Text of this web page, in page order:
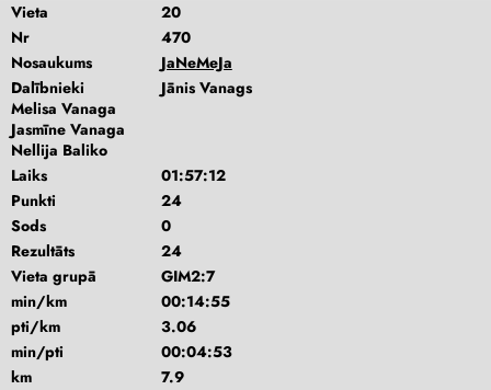
Vieta
20
Nr
470
Nosaukums
JaNeMeJa
Dalībnieki
Jānis Vanags
Melisa Vanaga
Jasmīne Vanaga
Nellija Baliko
Laiks
01:57:12
Punkti
24
Sods
0
Rezultāts
24
Vieta grupā
GIM2:7
min/km
00:14:55
pti/km
3.06
min/pti
00:04:53
km
7.9